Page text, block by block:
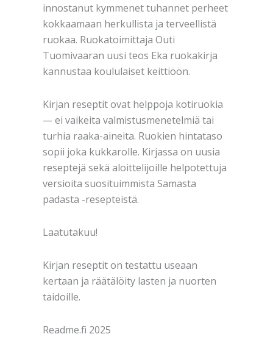
innostanut kymmenet tuhannet perheet
kokkaamaan herkullista ja terveellistä
ruokaa. Ruokatoimittaja Outi
Tuomivaaran uusi teos Eka ruokakirja
kannustaa koululaiset keittiöön.
Kirjan reseptit ovat helppoja kotiruokia
— ei vaikeita valmistusmenetelmiä tai
turhia raaka-aineita. Ruokien hintataso
sopii joka kukkarolle. Kirjassa on uusia
reseptejä sekä aloittelijoille helpotettuja
versioita suosituimmista Samasta
padasta -resepteistä.
Laatutakuu!
Kirjan reseptit on testattu useaan
kertaan ja räätälöity lasten ja nuorten
taidoille.
Readme.fi 2025